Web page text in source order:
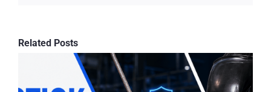
Related Posts